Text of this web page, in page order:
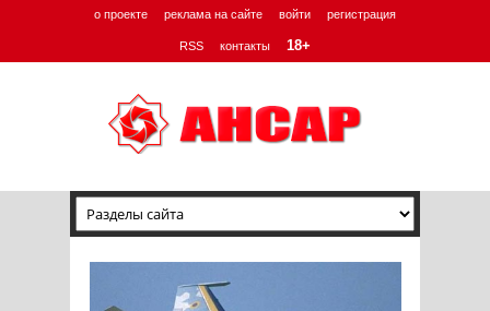
о проекте реклама на сайте войти регистрация
RSS контакты 18+